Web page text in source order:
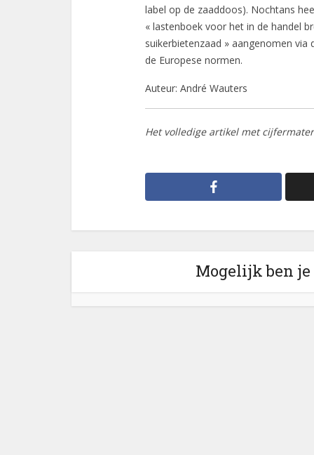
label op de zaaddoos). Nochtans
« lastenboek voor het in de handel
suikerbietenzaad » aangenomen via
de Europese normen.
Auteur: André Wauters
Het volledige artikel met
Mogelijk ben